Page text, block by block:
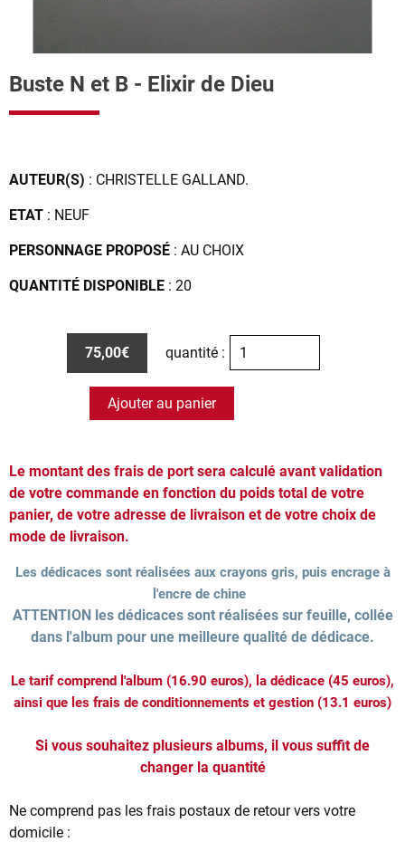
Buste N et B - Elixir de Dieu
AUTEUR(S) : CHRISTELLE GALLAND.
ETAT : NEUF
PERSONNAGE PROPOSÉ : AU CHOIX
QUANTITÉ DISPONIBLE : 20
75,00€ quantité :
Ajouter au panier
Le montant des frais de port sera calculé avant validation
de votre commande en fonction du poids total de votre
panier, de votre adresse de livraison et de votre choix de
mode de livraison.
Les dédicaces sont réalisées aux crayons gris, puis encrage à
l'encre de chine
ATTENTION les dédicaces sont réalisées sur feuille, collée
dans l'album pour une meilleure qualité de dédicace.
Le tarif comprend l'album (16.90 euros), la dédicace (45 euros),
ainsi que les frais de conditionnements et gestion (13.1 euros)
Si vous souhaitez plusieurs albums, il vous suffit de
changer la quantité
Ne comprend pas les frais postaux de retour vers votre
domicile :